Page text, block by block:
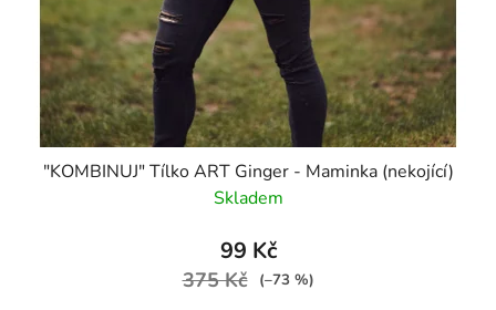
"KOMBINUJ" Tílko ART Ginger - Maminka (nekojící)
Skladem
99 Kč
375 Kč (–73 %)